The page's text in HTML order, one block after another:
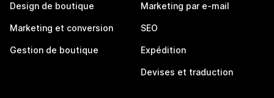
Design de boutique
Marketing et conversion
Gestion de boutique
Marketing par e-mail
SEO
Expédition
Devises et traduction